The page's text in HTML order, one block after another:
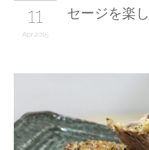
11
Apr 2015
セージを楽